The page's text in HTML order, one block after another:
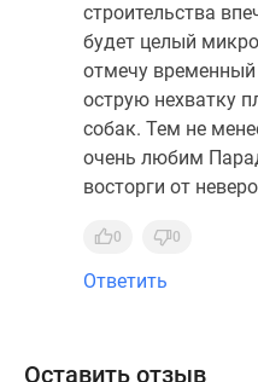
строительства
будет целый
отмечу
острую нехватку
собак. Тем не
очень любим
восторги от
0 0
Ответить
Оставить отзыв